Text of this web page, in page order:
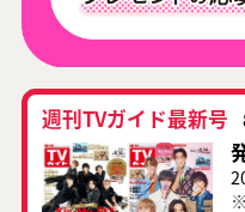
週刊TVガイド最新号